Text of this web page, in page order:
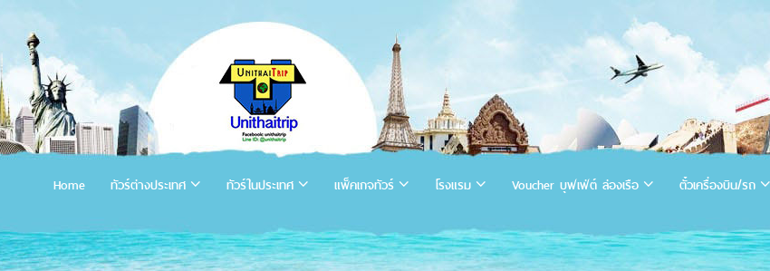
Home ทัวร์ต่างประเทศ ทัวร์ในประเทศ แพ็คเกจทัวร์ โรงแรม Voucher บุฟเฟ่ต์ ล่องเรือ ตั๋วเครื่องบิน/รถ